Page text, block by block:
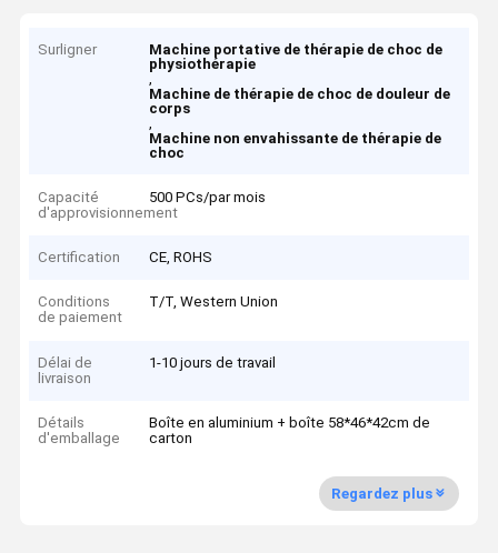
Surligner
Machine portative de thérapie de choc de
physiothérapie
,
Machine de thérapie de choc de douleur de
corps
,
Machine non envahissante de thérapie de
choc
Capacité
d'approvisionnement
500 PCs/par mois
Certification CE, ROHS
Conditions
de paiement
T/T, Western Union
Délai de
livraison
1-10 jours de travail
Détails
d'emballage
Boîte en aluminium + boîte 58*46*42cm de
carton
Regardez plus